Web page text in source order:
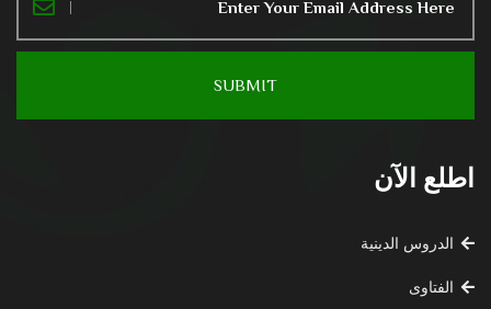
اطلع الآن
الدروس الدينية
الفتاوى